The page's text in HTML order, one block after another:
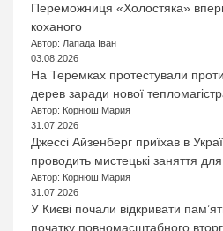
Переможниця «Холостяка»
коханого
Автор: Лапада Іван
03.08.2026
На Теремках протестували
дерев заради нової
Автор: Корнюш Мария
31.07.2026
Джессі Айзенберг приїхав в
проводить мистецькі заняття для
Автор: Корнюш Мария
31.07.2026
У Києві почали відкривати
початку повномасштабного